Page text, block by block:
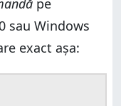
pe
sau Windows
exact așa: